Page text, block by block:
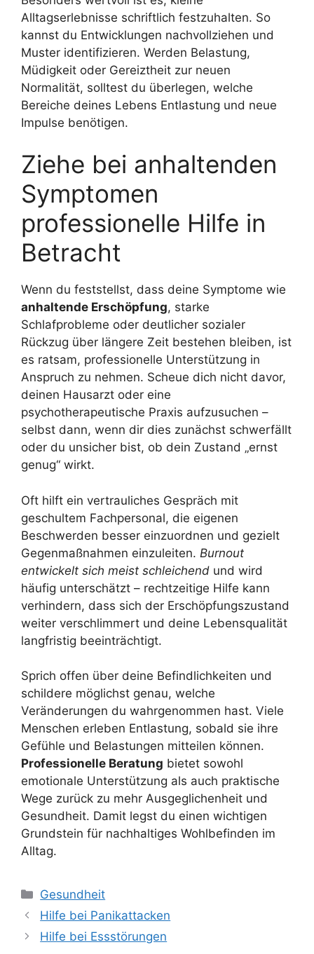
Alltagserlebnisse schriftlich festzuhalten. So
kannst du Entwicklungen nachvollziehen und
Muster identifizieren. Werden Belastung,
Müdigkeit oder Gereiztheit zur neuen
Normalität, solltest du überlegen, welche
Bereiche deines Lebens Entlastung und neue
Impulse benötigen.
Ziehe bei anhaltenden
Symptomen
professionelle Hilfe in
Betracht
Wenn du feststellst, dass deine Symptome wie
anhaltende Erschöpfung, starke
Schlafprobleme oder deutlicher sozialer
Rückzug über längere Zeit bestehen bleiben, ist
es ratsam, professionelle Unterstützung in
Anspruch zu nehmen. Scheue dich nicht davor,
deinen Hausarzt oder eine
psychotherapeutische Praxis aufzusuchen –
selbst dann, wenn dir dies zunächst schwerfällt
oder du unsicher bist, ob dein Zustand „ernst
genug“ wirkt.
Oft hilft ein vertrauliches Gespräch mit
geschultem Fachpersonal, die eigenen
Beschwerden besser einzuordnen und gezielt
Gegenmaßnahmen einzuleiten. Burnout
entwickelt sich meist schleichend und wird
häufig unterschätzt – rechtzeitige Hilfe kann
verhindern, dass sich der Erschöpfungszustand
weiter verschlimmert und deine Lebensqualität
langfristig beeinträchtigt.
Sprich offen über deine Befindlichkeiten und
schildere möglichst genau, welche
Veränderungen du wahrgenommen hast. Viele
Menschen erleben Entlastung, sobald sie ihre
Gefühle und Belastungen mitteilen können.
Professionelle Beratung bietet sowohl
emotionale Unterstützung als auch praktische
Wege zurück zu mehr Ausgeglichenheit und
Gesundheit. Damit legst du einen wichtigen
Grundstein für nachhaltiges Wohlbefinden im
Alltag.
Kategorien
Gesundheit
Hilfe bei Panikattacken
Hilfe bei Essstörungen